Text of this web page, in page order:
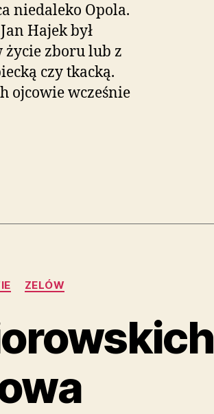
niedaleko Opola.
Hajek był
zboru lub z
czy tkacką.
ojcowie wcześnie
ZELÓW